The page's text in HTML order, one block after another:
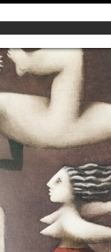
S/T
Víctor Pedra
2.700€